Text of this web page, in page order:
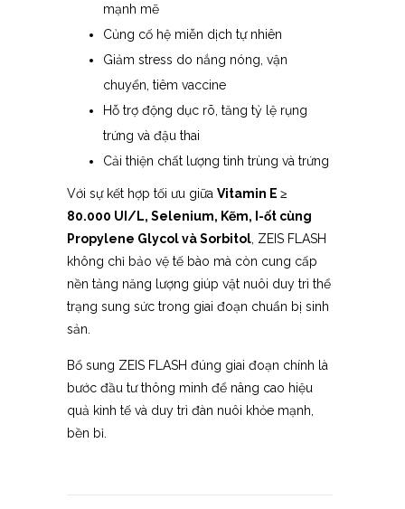
mạnh mẽ
Củng cố hệ miễn dịch tự nhiên
Giảm stress do nắng nóng, vận
chuyển, tiêm vaccine
Hỗ trợ động dục rõ, tăng tỷ lệ rụng
trứng và đậu thai
Cải thiện chất lượng tinh trùng và trứng
Với sự kết hợp tối ưu giữa Vitamin E ≥
80.000 UI/L, Selenium, Kẽm, I-ốt cùng
Propylene Glycol và Sorbitol , ZEIS FLASH
không chỉ bảo vệ tế bào mà còn cung cấp
nền tảng năng lượng giúp vật nuôi duy trì thể
trạng sung sức trong giai đoạn chuẩn bị sinh
sản.
Bổ sung ZEIS FLASH đúng giai đoạn chính là
bước đầu tư thông minh để nâng cao hiệu
quả kinh tế và duy trì đàn nuôi khỏe mạnh,
bền bỉ.